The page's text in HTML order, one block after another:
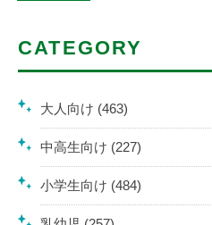
CATEGORY
大人向け (463)
中高生向け (227)
小学生向け (484)